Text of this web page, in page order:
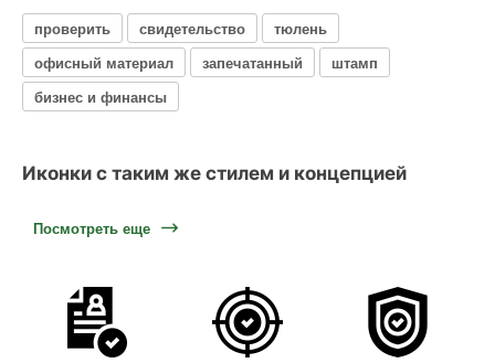
проверить свидетельство
тюлень
офисный материал
запечатанный
штамп
бизнес и финансы
Иконки с таким же стилем и концепцией
Посмотреть еще